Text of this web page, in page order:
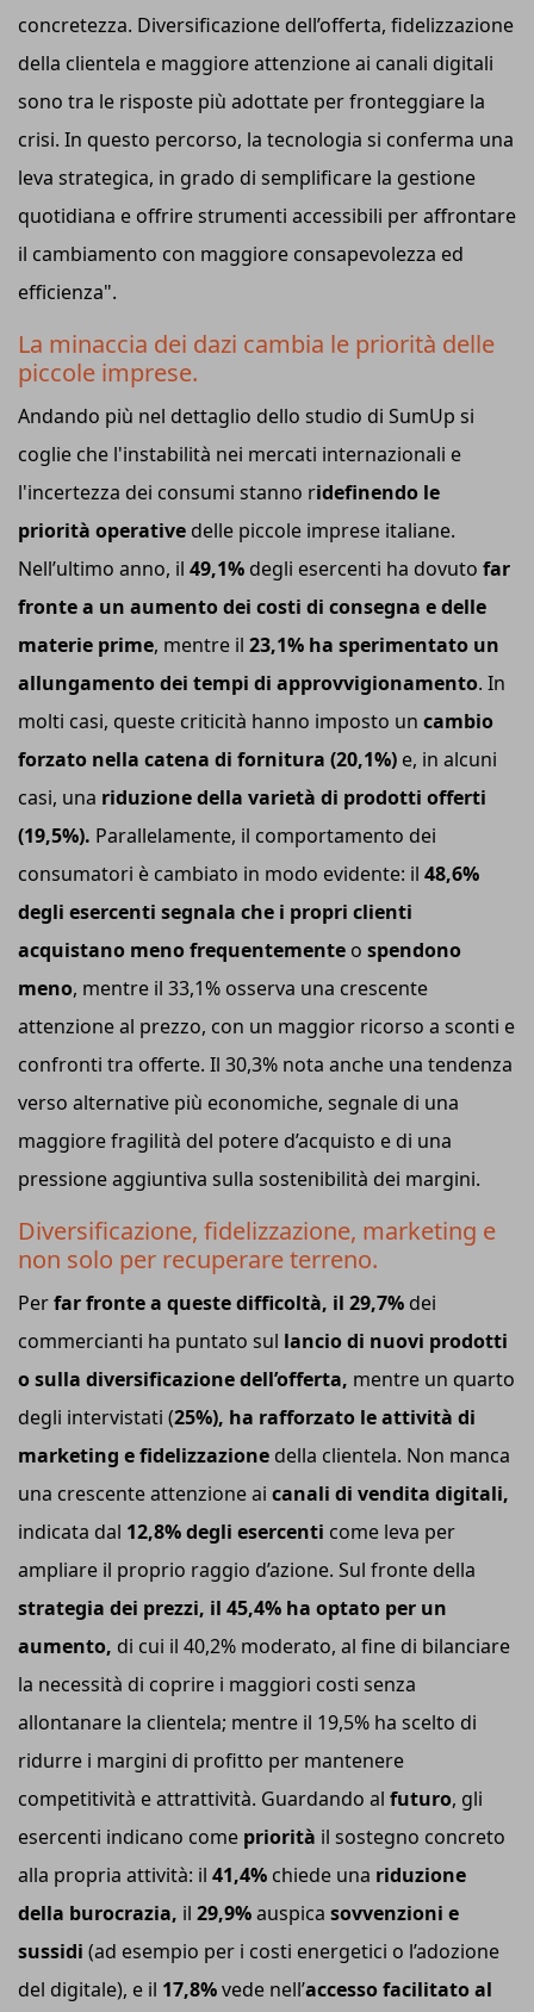
concretezza. Diversificazione dell’offerta, fidelizzazione
della clientela e maggiore attenzione ai canali digitali
sono tra le risposte più adottate per fronteggiare la
crisi. In questo percorso, la tecnologia si conferma una
leva strategica, in grado di semplificare la gestione
quotidiana e offrire strumenti accessibili per affrontare
il cambiamento con maggiore consapevolezza ed
efficienza".
La minaccia dei dazi cambia le priorità delle
piccole imprese.
Andando più nel dettaglio dello studio di SumUp si
coglie che l'instabilità nei mercati internazionali e
l'incertezza dei consumi stanno ridefinendo le
priorità operative delle piccole imprese italiane.
Nell’ultimo anno, il 49,1% degli esercenti ha dovuto far
fronte a un aumento dei costi di consegna e delle
materie prime, mentre il 23,1% ha sperimentato un
allungamento dei tempi di approvvigionamento. In
molti casi, queste criticità hanno imposto un cambio
forzato nella catena di fornitura (20,1%) e, in alcuni
casi, una riduzione della varietà di prodotti offerti
(19,5%). Parallelamente, il comportamento dei
consumatori è cambiato in modo evidente: il 48,6%
degli esercenti segnala che i propri clienti
acquistano meno frequentemente o spendono
meno, mentre il 33,1% osserva una crescente
attenzione al prezzo, con un maggior ricorso a sconti e
confronti tra offerte. Il 30,3% nota anche una tendenza
verso alternative più economiche, segnale di una
maggiore fragilità del potere d’acquisto e di una
pressione aggiuntiva sulla sostenibilità dei margini.
Diversificazione, fidelizzazione, marketing e
non solo per recuperare terreno.
Perfar fronte a queste difficoltà, il 29,7% dei
commercianti ha puntato sul lancio di nuovi prodotti
o sulla diversificazione dell’offerta, mentre un quarto
degli intervistati (25%), ha rafforzato le attività di
marketing e fidelizzazione della clientela. Non manca
una crescente attenzione ai canali di vendita digitali,
indicata dal 12,8% degli esercenti come leva per
ampliare il proprio raggio d’azione. Sul fronte della
strategia dei prezzi, il 45,4% ha optato per un
aumento, di cui il 40,2% moderato, al fine di bilanciare
la necessità di coprire i maggiori costi senza
allontanare la clientela; mentre il 19,5% ha scelto di
ridurre i margini di profitto per mantenere
competitività e attrattività. Guardando al futuro, gli
esercenti indicano come priorità il sostegno concreto
alla propria attività: il 41,4% chiede una riduzione
della burocrazia, il 29,9%auspica sovvenzioni e
sussidi (ad esempio per i costi energetici o l’adozione
del digitale), e il 17,8%vede nell’accesso facilitato al